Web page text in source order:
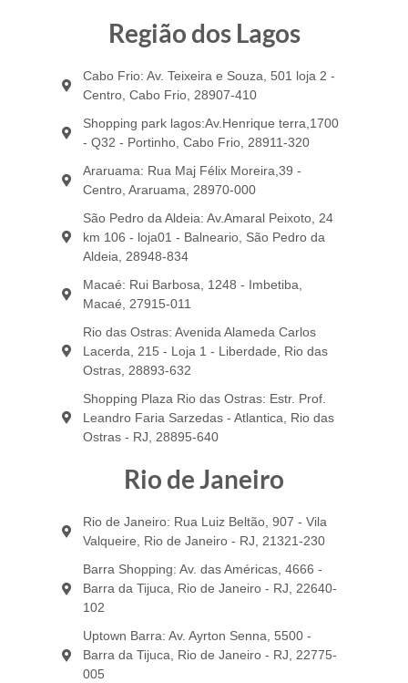
Região dos Lagos
Cabo Frio: Av. Teixeira e Souza, 501 loja 2 -
Centro, Cabo Frio, 28907-410
Shopping park lagos:Av.Henrique terra,1700
- Q32 - Portinho, Cabo Frio, 28911-320
Araruama: Rua Maj Félix Moreira,39 -
Centro, Araruama, 28970-000
São Pedro da Aldeia: Av.Amaral Peixoto, 24
km 106 - loja01 - Balneario, São Pedro da
Aldeia, 28948-834
Macaé: Rui Barbosa, 1248 - Imbetiba,
Macaé, 27915-011
Rio das Ostras: Avenida Alameda Carlos
Lacerda, 215 - Loja 1 - Liberdade, Rio das
Ostras, 28893-632
Shopping Plaza Rio das Ostras: Estr. Prof.
Leandro Faria Sarzedas - Atlantica, Rio das
Ostras - RJ, 28895-640
Rio de Janeiro
Rio de Janeiro: Rua Luiz Beltão, 907 - Vila
Valqueire, Rio de Janeiro - RJ, 21321-230
Barra Shopping: Av. das Américas, 4666 -
Barra da Tijuca, Rio de Janeiro - RJ, 22640-
102
Uptown Barra: Av. Ayrton Senna, 5500 -
Barra da Tijuca, Rio de Janeiro - RJ, 22775-
005